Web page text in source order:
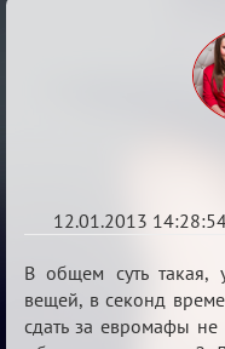
12.01.2013
Количество
вещей
при
В общем суть
вещей, в секонд
сдать за евромафы не